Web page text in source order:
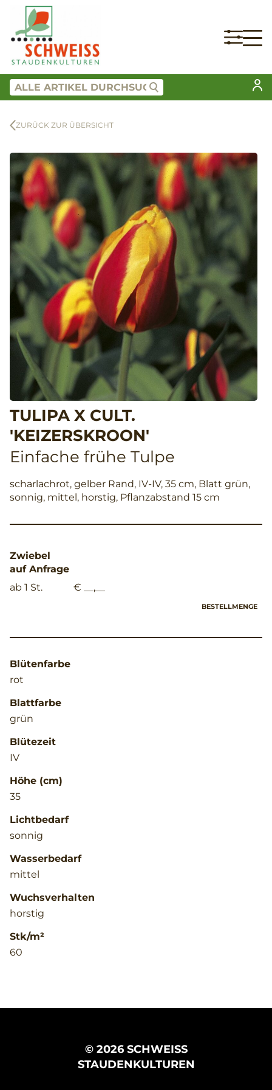
ZURÜCK ZUR ÜBERSICHT
TULIPA X CULT.
'KEIZERSKROON'
Einfache frühe Tulpe
scharlachrot, gelber Rand, IV-IV, 35 cm, Blatt grün,
sonnig, mittel, horstig, Pflanzabstand 15 cm
Zwiebel
auf Anfrage
ab 1 St.
€ __,__
BESTELLMENGE
Blütenfarbe
rot
Blattfarbe
grün
Blütezeit
IV
Höhe (cm)
35
Lichtbedarf
sonnig
Wasserbedarf
mittel
Wuchsverhalten
horstig
Stk/m²
60
© 2026 SCHWEISS
STAUDENKULTUREN